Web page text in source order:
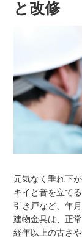
と改修
元気なく垂れ下
キイと音を立て
引き戸など、年
建物金具は、正
経年以上の古さ